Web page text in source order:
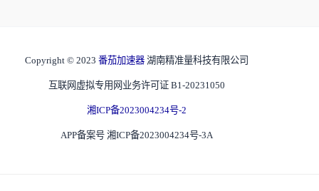
Copyright © 2023 番茄加速器 湖南精准量科技有限公司
互联网虚拟专用网业务许可证 B1-20231050
湘ICP备2023004234号-2
APP备案号 湘ICP备2023004234号-3A